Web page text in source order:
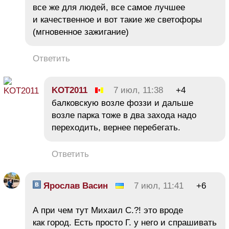
все же для людей, все самое лучшее
и качественное и вот такие же светофоры
(мгновенное зажигание)
Ответить
KOT2011 7 июл, 11:38
+4
балковскую возле фоззи и дальше
возле парка тоже в два захода надо
переходить, вернее перебегать.
Ответить
Ярослав Васин 7 июл, 11:41 +6
А при чем тут Михаил С.?! это вроде
как город. Есть просто Г. у него и спрашивать